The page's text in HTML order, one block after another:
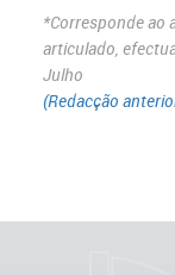
*Corresponde ao
articulado,
Julho
(Redacção